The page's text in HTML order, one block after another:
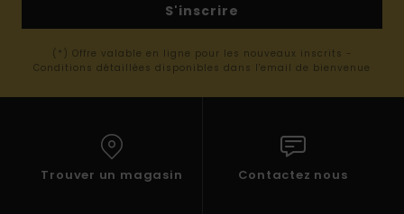
S'inscrire
(*) Offre valable en ligne pour les nouveaux inscrits -
Conditions détaillées disponibles dans l'email de bienvenue
Trouver un magasin Contactez nous